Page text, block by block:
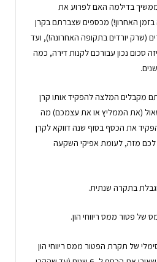
בדילמה האם לפרוע את
האחרון!) מכספים שצברתם בקרן
(שרק יורדים בתקופה האחרונה!), ועד
סכום נכון עבורכם לקנות דירה, כמה
מקבלים המלצה להפקיד אותו קרן
(את הממליץ או את עצמכם) מה
את הכסף בסוף שנה דווקא לקרן
לכם מזה, לעומת אפיקי השקעה
בתקרה שנתית.
פטור ממס ריווחי הון.
של תקרת הפטור ממס ריווחי הון